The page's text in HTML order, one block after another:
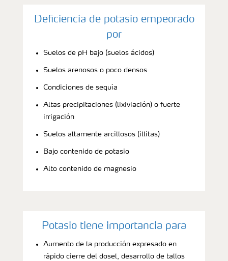
Deficiencia de potasio empeorado
por
Suelos de pH bajo (suelos ácidos)
Suelos arenosos o poco densos
Condiciones de sequía
Altas precipitaciones (lixiviación) o fuerte
irrigación
Suelos altamente arcillosos (illitas)
Bajo contenido de potasio
Alto contenido de magnesio
Potasio tiene importancia para
Aumento de la producción expresado en
rápido cierre del dosel, desarrollo de tallos